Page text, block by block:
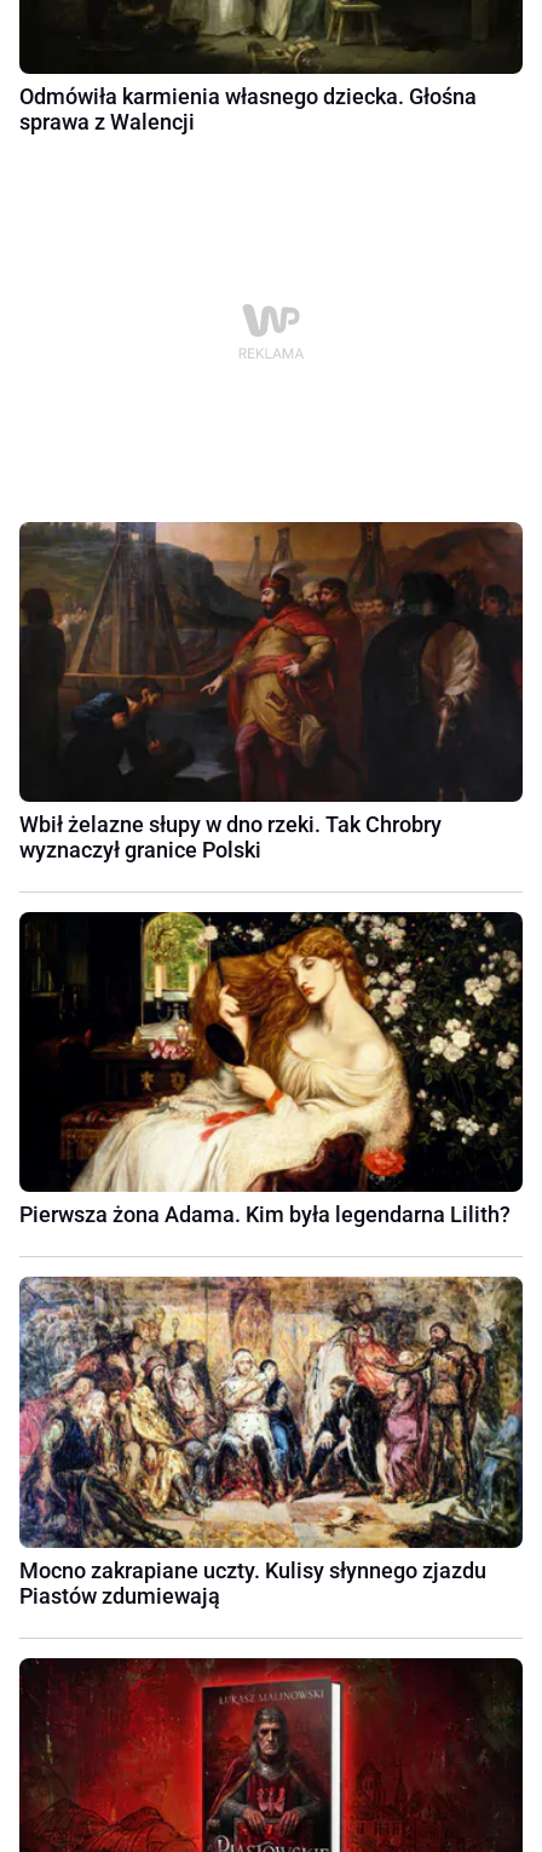
Odmówiła karmienia własnego dziecka. Głośna
sprawa z Walencji
Wbił żelazne słupy w dno rzeki. Tak Chrobry
wyznaczył granice Polski
Pierwsza żona Adama. Kim była legendarna Lilith?
Mocno zakrapiane uczty. Kulisy słynnego zjazdu
Piastów zdumiewają